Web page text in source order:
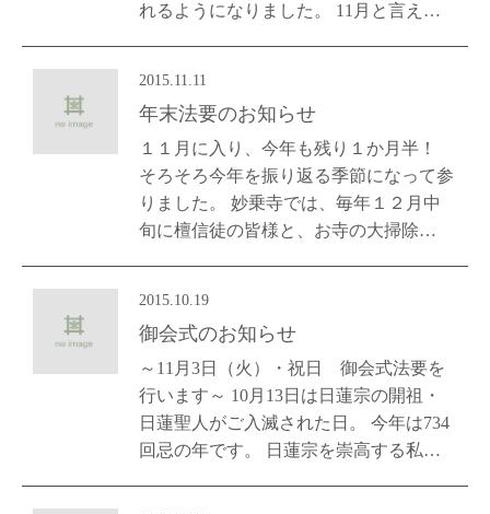
れるようになりました。 11月と言え…
2015.11.11
年末法要のお知らせ
１１月に入り、今年も残り１か月半！
そろそろ今年を振り返る季節になって参
りました。 妙乗寺では、毎年１２月中
旬に檀信徒の皆様と、お寺の大掃除…
2015.10.19
御会式のお知らせ
～11月3日（火）・祝日 御会式法要を
行います～ 10月13日は日蓮宗の開祖・
日蓮聖人がご入滅された日。 今年は734
回忌の年です。 日蓮宗を崇高する私…